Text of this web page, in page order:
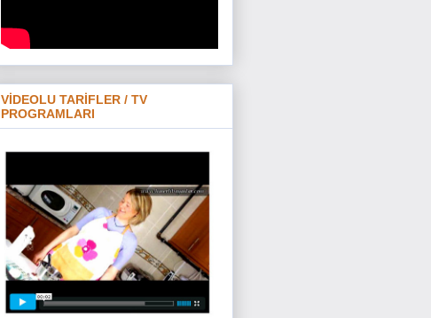
VİDEOLU TARİFLER / TV
PROGRAMLARI